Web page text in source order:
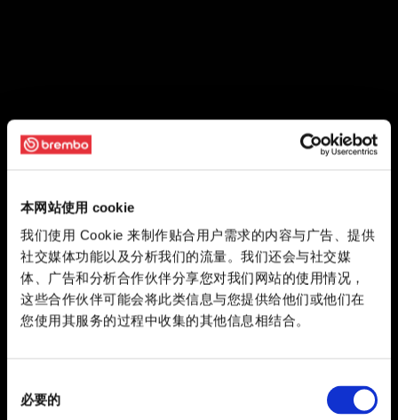
本网站使用 cookie
我们使用 Cookie 来制作贴合用户需求的内容与广告、提供
社交媒体功能以及分析我们的流量。我们还会与社交媒
体、广告和分析合作伙伴分享您对我们网站的使用情况，
这些合作伙伴可能会将此类信息与您提供给他们或他们在
您使用其服务的过程中收集的其他信息相结合。
必要的